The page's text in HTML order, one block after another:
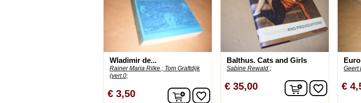
Wladimir de...
Rainer Maria Rilke ; Tom Graftdijk
(vert.0;
€ 3,50 In winkelwagen
favorite_border
Balthus. Cats and Girls
Sabine Rewald ;
€ 35,00 Infavorite_border
Geert
€